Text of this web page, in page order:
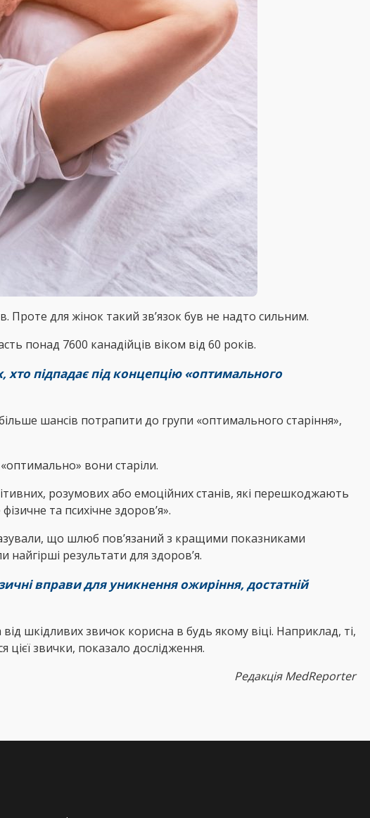
Проте для жінок такий зв’язок був не надто сильним.
понад 7600 канадійців віком від 60 років.
підпадає під концепцію «оптимального
шансів потрапити до групи «оптимального старіння»,
вони старіли.
розумових або емоційних станів, які перешкоджають
та психічне здоров’я».
що шлюб пов’язаний з кращими показниками
найгірші результати для здоров’я.
вправи для уникнення ожиріння, достатній
шкідливих звичок корисна в будь якому віці. Наприклад, ті,
цієї звички, показало дослідження.
РедакціяMedReporter